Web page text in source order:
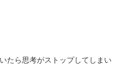
たら思考がストップしてしまい